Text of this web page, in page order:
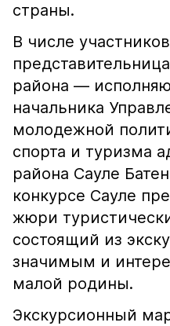
страны.
В числе
района —
начальника
молодежной
спорта и туризма
района Сауле
конкурсе Сауле
жюри
состоящий из
значимым и
малой родины.
Экскурсионный